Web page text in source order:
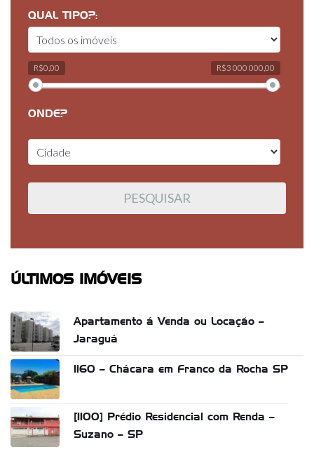
QUAL TIPO?:
R$0,00 R$3 000 000,00
ONDE?
ÚLTIMOS IMÓVEIS
Apartamento á Venda ou Locação –
Jaraguá
1160 – Chácara em Franco da Rocha SP
[1100] Prédio Residencial com Renda –
Suzano – SP